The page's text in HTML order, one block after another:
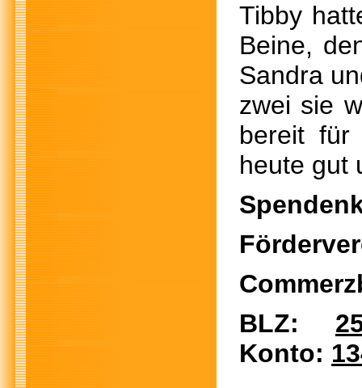
Tibby
Beine,
Sandra
zwei sie
bereit
heute gut
BLZ:
Konto: